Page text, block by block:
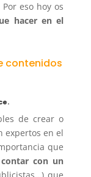
eso hoy os
hacer en el
contenidos
de crear o
expertos en el
que
contar con un